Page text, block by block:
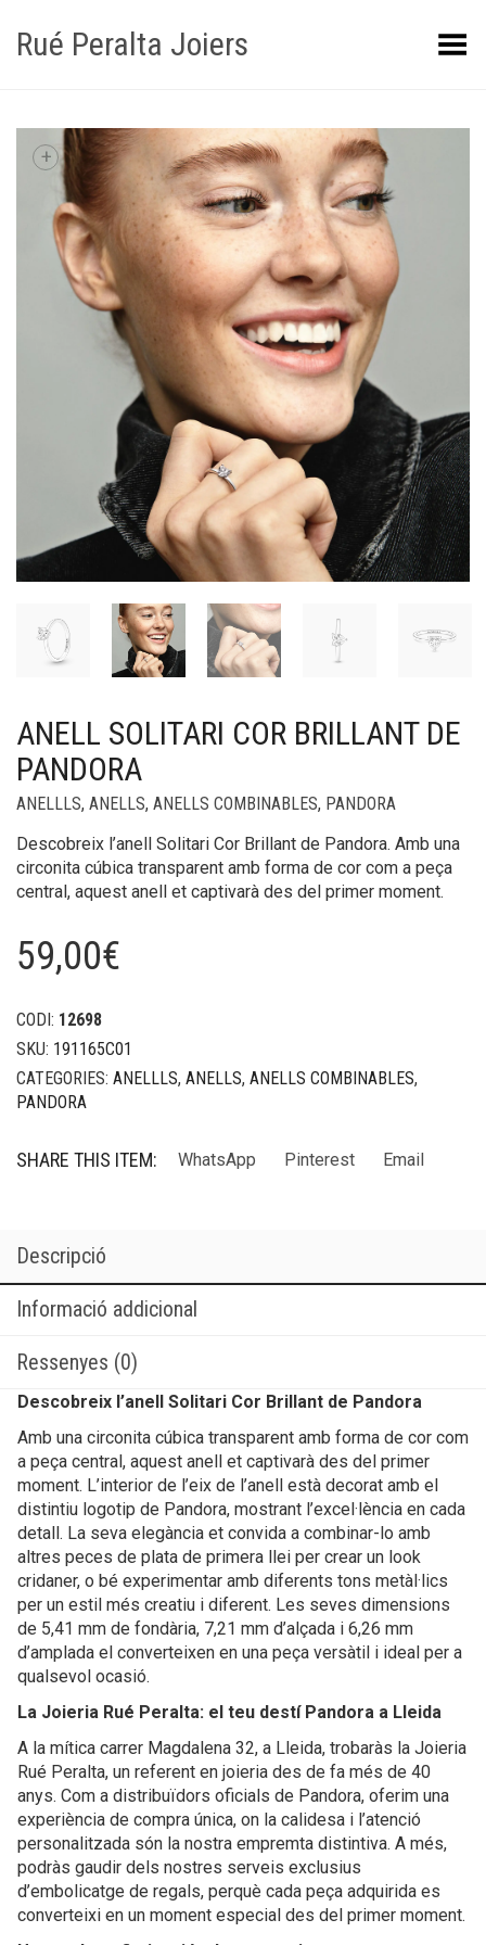
Rué Peralta Joiers Obrir/tancar el menú
+
ANELL SOLITARI COR BRILLANT DE
PANDORA
ANELLLS, ANELLS, ANELLS COMBINABLES, PANDORA
Descobreix l’anell Solitari Cor Brillant de Pandora. Amb una
circonita cúbica transparent amb forma de cor com a peça
central, aquest anell et captivarà des del primer moment.
59,00€
CODI: 12698
SKU: 191165C01
CATEGORIES: ANELLLS, ANELLS, ANELLS COMBINABLES,
PANDORA
SHARE THIS ITEM: WhatsApp Pinterest Email
Descripció
Informació addicional
Ressenyes (0)
Descobreix l’anell Solitari Cor Brillant de Pandora
Amb una circonita cúbica transparent amb forma de cor com
a peça central, aquest anell et captivarà des del primer
moment. L’interior de l’eix de l’anell està decorat amb el
distintiu logotip de Pandora, mostrant l’excel·lència en cada
detall. La seva elegància et convida a combinar-lo amb
altres peces de plata de primera llei per crear un look
cridaner, o bé experimentar amb diferents tons metàl·lics
per un estil més creatiu i diferent. Les seves dimensions
de 5,41 mm de fondària, 7,21 mm d’alçada i 6,26 mm
d’amplada el converteixen en una peça versàtil i ideal per a
qualsevol ocasió.
La Joieria Rué Peralta: el teu destí Pandora a Lleida
A la mítica carrer Magdalena 32, a Lleida, trobaràs la Joieria
Rué Peralta, un referent en joieria des de fa més de 40
anys. Com a distribuïdors oficials de Pandora, oferim una
experiència de compra única, on la calidesa i l’atenció
personalitzada són la nostra empremta distintiva. A més,
podràs gaudir dels nostres serveis exclusius
d’embolicatge de regals, perquè cada peça adquirida es
converteixi en un moment especial des del primer moment.